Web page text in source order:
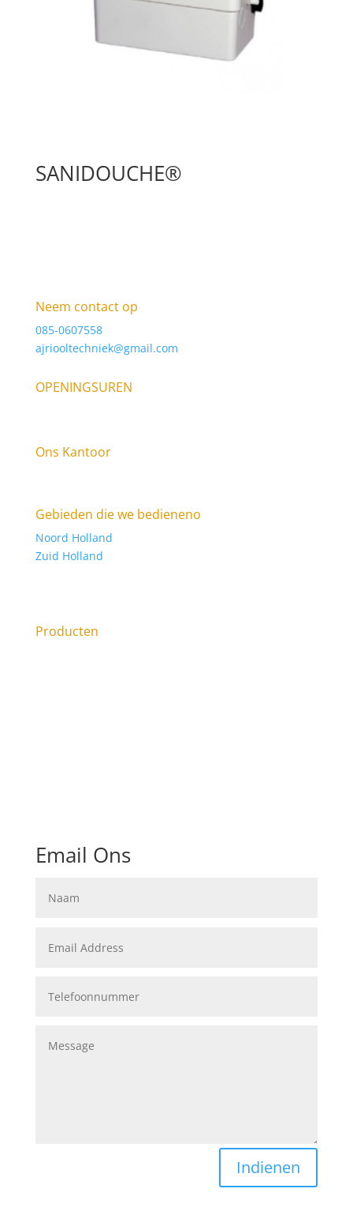
SANIDOUCHE®
Neem contact op
085-0607558
ajriooltechniek@gmail.com
OPENINGSUREN
Ons Kantoor
Gebieden die we bedieneno
Noord Holland
Zuid Holland
Producten
Email Ons
Indienen